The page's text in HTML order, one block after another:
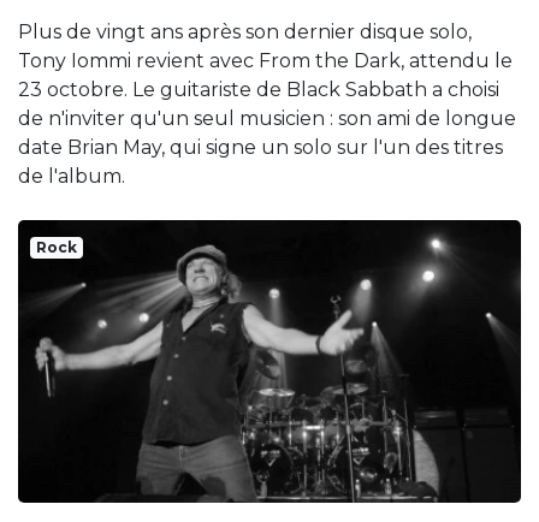
Plus de vingt ans après son dernier disque solo,
Tony Iommi revient avec From the Dark, attendu le
23 octobre. Le guitariste de Black Sabbath a choisi
de n'inviter qu'un seul musicien : son ami de longue
date Brian May, qui signe un solo sur l'un des titres
de l'album.
Rock